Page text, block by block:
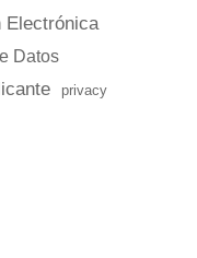
Electrónica
Datos
privacy